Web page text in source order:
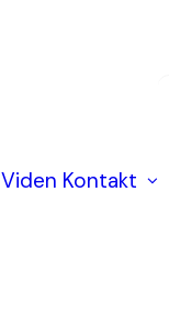
Viden Kontakt